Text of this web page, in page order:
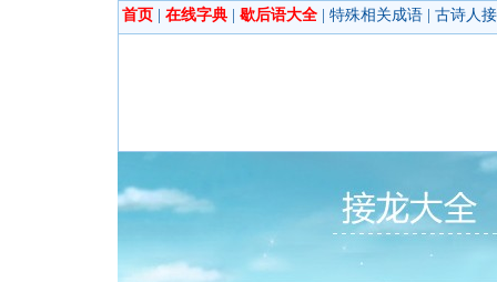
首页 在线字典 歇后语大全 特殊相关成语 古诗人